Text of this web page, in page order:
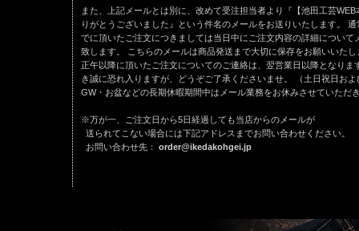
また、上記メールとは別に、改めて受注担当者より『【池田工芸WEB
りがとうございました』という件名のメールをお送りいたします。
でに頂いたご注文につきましては当日中にご注文内容の詳細について
致します。 こちらのメールは商品発送まで大切に保存をお願いいた
正午以降に頂いたご注文についてのご連絡は、翌営業日以降となりま
き誠に恐れ入りますが、どうぞご了承くださいませ。 （土日祝日お
GW・お盆などの長期休暇期間中はメール業務をお休みさせていただ
※万が一、ご注文日から5日経過しても当店からのメールが
送られてこない場合には下記アドレスまでお問い合わせください。
お問い合わせ先： order@ikedakohgei.jp